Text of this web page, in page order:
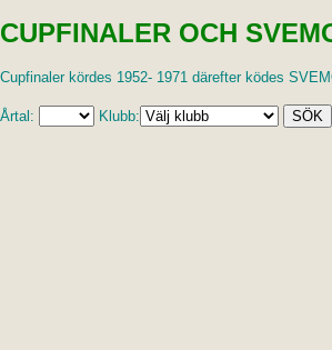
CUPFINALER OCH
Cupfinaler kördes 1952- 1971 därefter ködes
Årtal: Klubb: